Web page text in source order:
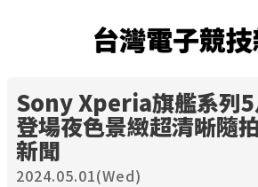
台灣電子競
Sony Xperia旗艦系列5
登場夜色景緻超清晰隨
新聞
2024.05.01(Wed)